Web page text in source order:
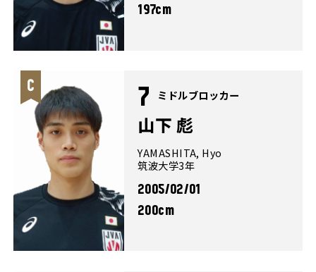
197cm
7 ミドルブロッカー
山下 彪
YAMASHITA, Hyo
筑波大学3年
2005/02/01
200cm